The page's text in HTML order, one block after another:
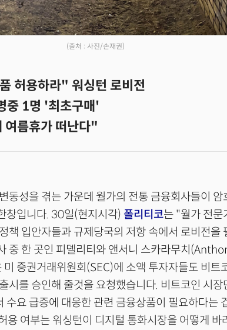
(출처 : 사진/손재권)
허용하라" 워싱턴 로비전
중 1명 '최초구매'
여름휴가 떠난다"
동성을 겪는 가운데 월가의 전통 금융회사들이
창입니다. 30일(현지시각) 폴리티코는 "월가 전문
책 입안자들과 규제당국의 저항 속에서 로비전을
중 한 곳인 피델리티와 앤서니 스카라무치
증권거래위원회(SEC)에 소액 투자자들도 비트
시를 승인해 줄것을 요청했습니다. 비트코인 시
수요 급증에 대응한 관련 금융상품이 필요하다는
용 여부는 워싱턴이 디지털 통화시장을 어떻게 바